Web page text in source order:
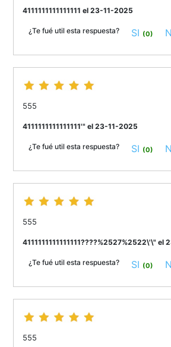
4111111111111111 el 23-11-2025
¿Te fué util esta respuesta? SI (0)
555
4111111111111111'" el 23-11-2025
¿Te fué util esta respuesta? SI (0)
555
4111111111111111????%2527%2522\'\" el
¿Te fué util esta respuesta? SI (0)
555